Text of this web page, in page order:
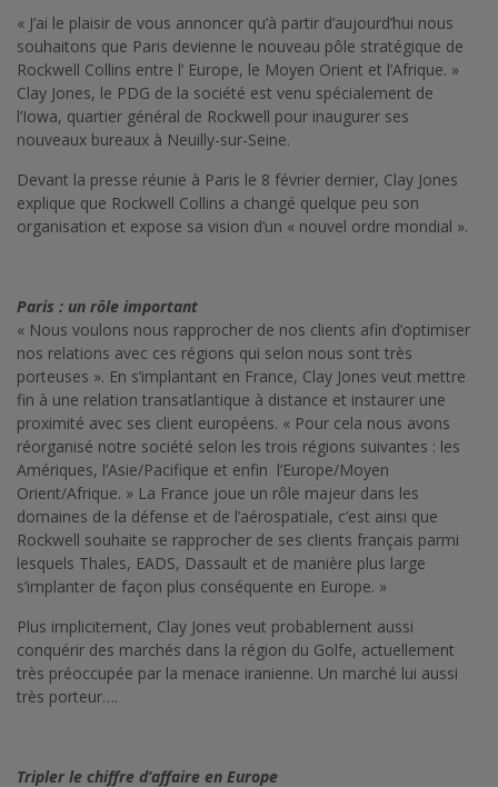
« J’ai le plaisir de vous annoncer qu’à partir d’aujourd’hui nous
souhaitons que Paris devienne le nouveau pôle stratégique de
Rockwell Collins entre l’ Europe, le Moyen Orient et l’Afrique. »
Clay Jones, le PDG de la société est venu spécialement de
l’Iowa, quartier général de Rockwell pour inaugurer ses
nouveaux bureaux à Neuilly-sur-Seine.
Devant la presse réunie à Paris le 8 février dernier, Clay Jones
explique que Rockwell Collins a changé quelque peu son
organisation et expose sa vision d’un « nouvel ordre mondial ».
Paris : un rôle important
« Nous voulons nous rapprocher de nos clients afin d’optimiser
nos relations avec ces régions qui selon nous sont très
porteuses ». En s’implantant en France, Clay Jones veut mettre
fin à une relation transatlantique à distance et instaurer une
proximité avec ses client européens. « Pour cela nous avons
réorganisé notre société selon les trois régions suivantes : les
Amériques, l’Asie/Pacifique et enfin l’Europe/Moyen
Orient/Afrique. » La France joue un rôle majeur dans les
domaines de la défense et de l’aérospatiale, c’est ainsi que
Rockwell souhaite se rapprocher de ses clients français parmi
lesquels Thales, EADS, Dassault et de manière plus large
s’implanter de façon plus conséquente en Europe. »
Plus implicitement, Clay Jones veut probablement aussi
conquérir des marchés dans la région du Golfe, actuellement
très préoccupée par la menace iranienne. Un marché lui aussi
très porteur….
Tripler le chiffre d’affaire en Europe